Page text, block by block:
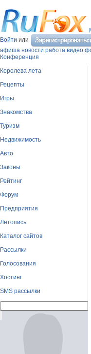
Войти или
афиша новости работа видео
Конференция
Королева лета
Рецепты
Игры
Знакомства
Туризм
Недвижимость
Авто
Законы
Рейтинг
Форум
Предприятия
Летопись
Каталог сайтов
Рассылки
Голосования
Хостинг
SMS рассылки